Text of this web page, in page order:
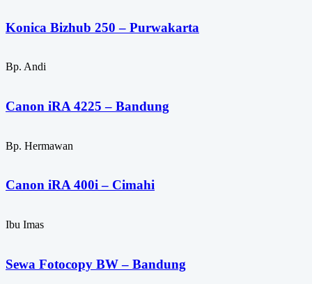
Konica Bizhub 250 – Purwakarta
Bp. Andi
Canon iRA 4225 – Bandung
Bp. Hermawan
Canon iRA 400i – Cimahi
Ibu Imas
Sewa Fotocopy BW – Bandung